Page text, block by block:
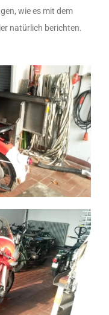
wie es mit dem
natürlich berichten.